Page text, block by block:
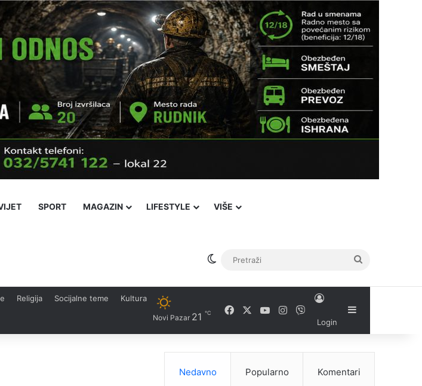
SPORT MAGAZIN LIFESTYLE VIŠE
Switch skin
Religija Socijalne teme Kultura
Novi Pazar 21 ℃ FacebookYouTubeInstagram
Viber
Login
Sidebar
Nedavno Popularno Komentari